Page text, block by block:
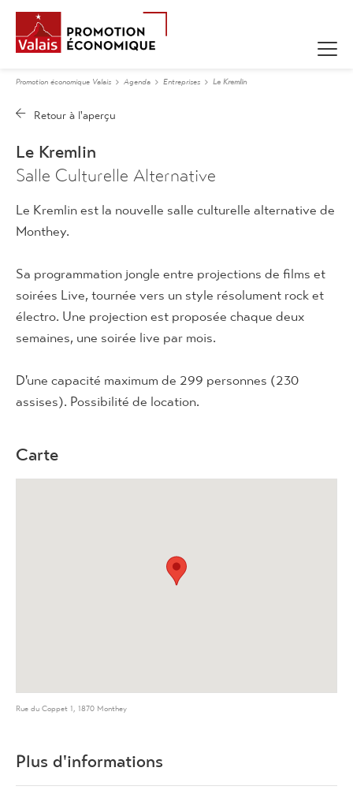
Promotion économique Valais Agenda Entreprises Le Kremlin
Le Kremlin
Salle Culturelle Alternative
Le Kremlin est la nouvelle salle culturelle alternative de
Monthey.
Sa programmation jongle entre projections de films et
soirées Live, tournée vers un style résolument rock et
électro. Une projection est proposée chaque deux
semaines, une soirée live par mois.
D'une capacité maximum de 299 personnes (230
assises). Possibilité de location.
Carte
Rue du Coppet 1, 1870 Monthey
Plus d'informations